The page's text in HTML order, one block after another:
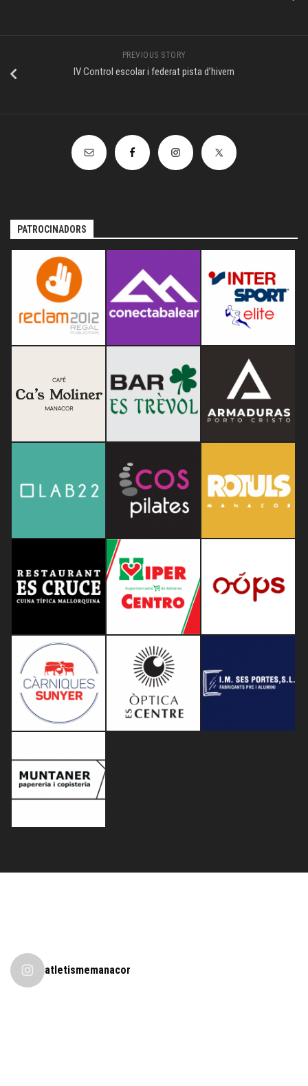
PREVIOUS STORY
IV Control escolar i federat pista d’hivern
PATROCINADORS
atletismemanacor